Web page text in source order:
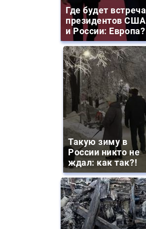
Где будет встреча
президентов США
и России: Европа?
Такую зиму в
России никто не
ждал: как так?!